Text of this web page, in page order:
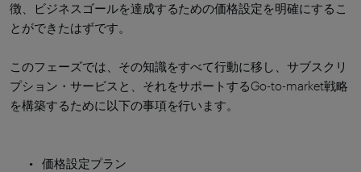
徴、ビジネスゴールを達成するための価格設定を明確にするこ
とができたはずです。
このフェーズでは、その知識をすべて行動に移し、サブスクリ
プション・サービスと、それをサポートするGo-to-market戦略
を構築するために以下の事項を行います。
価格設定プラン